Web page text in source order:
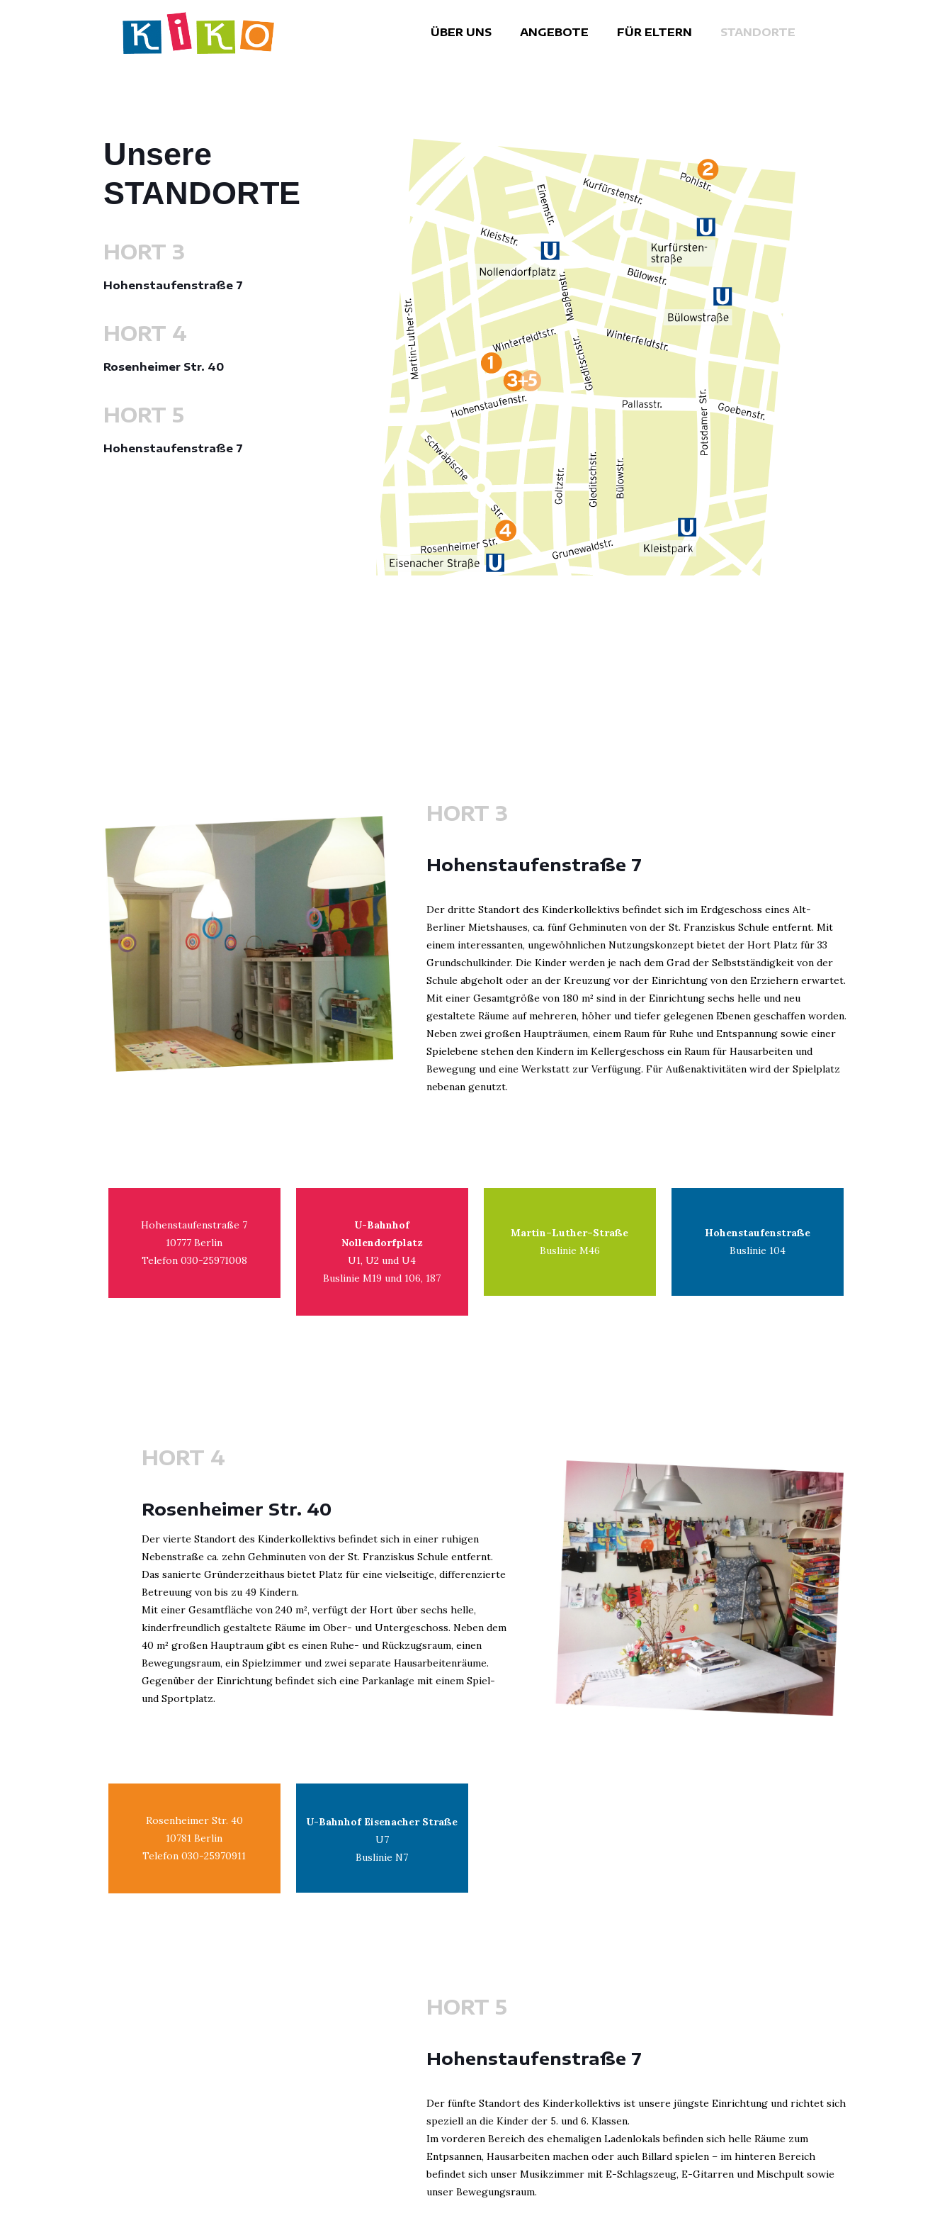
ÜBER UNS ANGEBOTE FÜR ELTERN STANDORTE
Unsere
STANDORTE
HORT 3
Hohenstaufenstraße 7
HORT 4
Rosenheimer Str. 40
HORT 5
Hohenstaufenstraße 7
HORT 3
Hohenstaufenstraße 7
Der dritte Standort des Kinderkollektivs befindet sich im Erdgeschoss eines Alt-
Berliner Mietshauses, ca. fünf Gehminuten von der St. Franziskus Schule entfernt. Mit
einem interessanten, ungewöhnlichen Nutzungskonzept bietet der Hort Platz für 33
Grundschulkinder. Die Kinder werden je nach dem Grad der Selbstständigkeit von der
Schule abgeholt oder an der Kreuzung vor der Einrichtung von den Erziehern erwartet.
Mit einer Gesamtgröße von 180 m² sind in der Einrichtung sechs helle und neu
gestaltete Räume auf mehreren, höher und tiefer gelegenen Ebenen geschaffen worden.
Neben zwei großen Haupträumen, einem Raum für Ruhe und Entspannung sowie einer
Spielebene stehen den Kindern im Kellergeschoss ein Raum für Hausarbeiten und
Bewegung und eine Werkstatt zur Verfügung. Für Außenaktivitäten wird der Spielplatz
nebenan genutzt.
Hohenstaufenstraße 7
10777 Berlin
Telefon 030-25971008
U-Bahnhof
Nollendorfplatz
U1, U2 und U4
Buslinie M19 und 106, 187
Martin–Luther–Straße
Buslinie M46
Hohenstaufenstraße
Buslinie 104
HORT 4
Rosenheimer Str. 40
Der vierte Standort des Kinderkollektivs befindet sich in einer ruhigen
Nebenstraße ca. zehn Gehminuten von der St. Franziskus Schule entfernt.
Das sanierte Gründerzeithaus bietet Platz für eine vielseitige, differenzierte
Betreuung von bis zu 49 Kindern.
Mit einer Gesamtfläche von 240 m², verfügt der Hort über sechs helle,
kinderfreundlich gestaltete Räume im Ober- und Untergeschoss. Neben dem
40 m² großen Hauptraum gibt es einen Ruhe- und Rückzugsraum, einen
Bewegungsraum, ein Spielzimmer und zwei separate Hausarbeitenräume.
Gegenüber der Einrichtung befindet sich eine Parkanlage mit einem Spiel-
und Sportplatz.
Rosenheimer Str. 40
10781 Berlin
Telefon 030-25970911
U-Bahnhof Eisenacher Straße
U7
Buslinie N7
HORT 5
Hohenstaufenstraße 7
Der fünfte Standort des Kinderkollektivs ist unsere jüngste Einrichtung und richtet sich
speziell an die Kinder der 5. und 6. Klassen.
Im vorderen Bereich des ehemaligen Ladenlokals befinden sich helle Räume zum
Entpsannen, Hausarbeiten machen oder auch Billard spielen – im hinteren Bereich
befindet sich unser Musikzimmer mit E-Schlagszeug, E-Gitarren und Mischpult sowie
unser Bewegungsraum.